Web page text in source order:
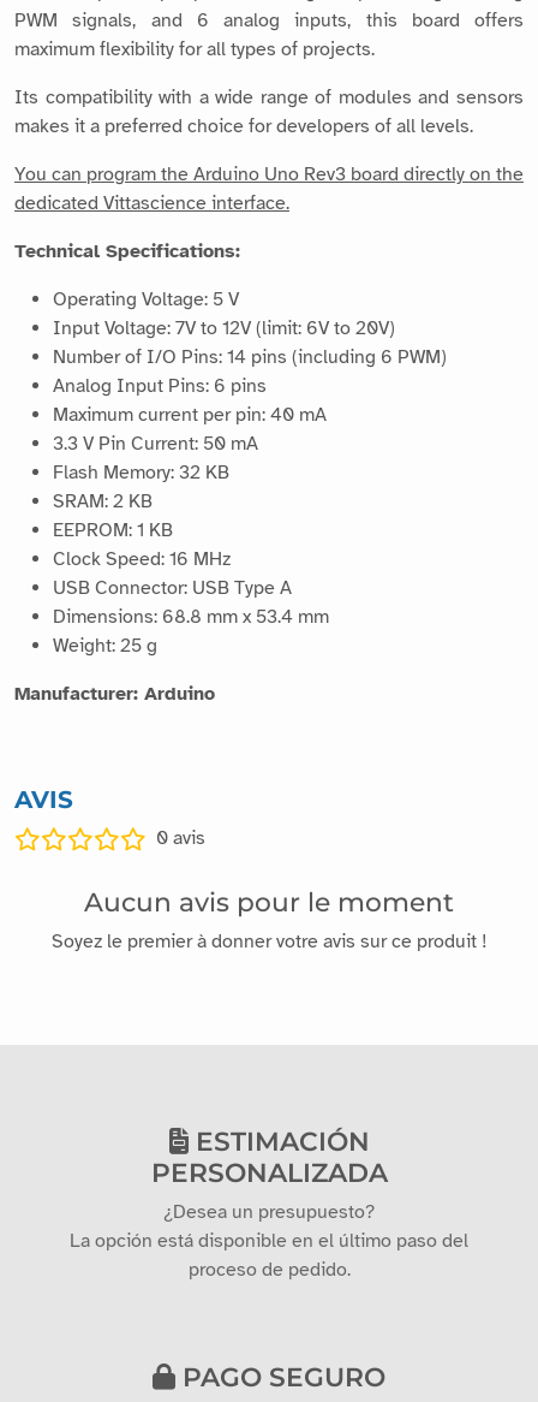
PWM signals, and 6 analog inputs, this board offers
maximum flexibility for all types of projects.
Its compatibility with a wide range of modules and sensors
makes it a preferred choice for developers of all levels.
You can program the Arduino Uno Rev3 board directly on the
dedicated Vittascience interface.
Technical Specifications:
Operating Voltage: 5 V
Input Voltage: 7V to 12V (limit: 6V to 20V)
Number of I/O Pins: 14 pins (including 6 PWM)
Analog Input Pins: 6 pins
Maximum current per pin: 40 mA
3.3 V Pin Current: 50 mA
Flash Memory: 32 KB
SRAM: 2 KB
EEPROM: 1 KB
Clock Speed: 16 MHz
USB Connector: USB Type A
Dimensions: 68.8 mm x 53.4 mm
Weight: 25 g
Manufacturer: Arduino
AVIS
0 avis
Aucun avis pour le moment
Soyez le premier à donner votre avis sur ce produit !
ESTIMACIÓN
PERSONALIZADA
¿Desea un presupuesto?
La opción está disponible en el último paso del
proceso de pedido.
PAGO SEGURO